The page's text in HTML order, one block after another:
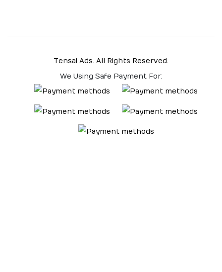
Tensai Ads. All Rights Reserved.
We Using Safe Payment For: